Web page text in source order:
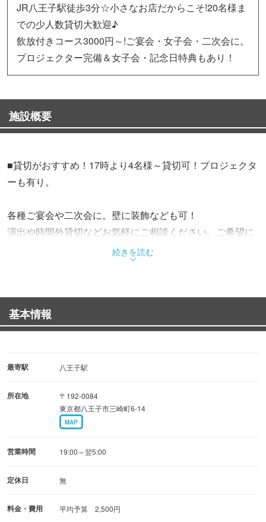
JR八王子駅徒歩3分☆小さなお店だからこそ!20名様ま
での少人数貸切大歓迎♪
飲放付きコース3000円～!ご宴会・女子会・二次会に。
プロジェクター完備＆女子会・記念日特典もあり！
施設概要
■貸切がおすすめ！17時より4名様～貸切可！プロジェクタ
ーも有り。
各種ご宴会や二次会に。壁に装飾なども可！
演出や時間外貸切などお気軽にご相談ください。ご希望に
合わせたオリジナルな空間を演出いたします★
安心！
女子会コースは選べる二種類♪さらに！3名様以上の女子会
にスパークリングワインのプレゼント!
１番人気! 3H 飲放付き 7品 ハハハ贅沢女子会コー
お手軽に! 2.5H飲放付き 6品 ハハハ女子会コー
ス ￥3000
■ハハハで宴会!貸切がおすすめ★
ス ￥4000
ス ￥3500
続きを読む
基本情報
最寄駅 八王子駅
所在地
〒192-0084
東京都八王子市三崎町6-14
MAP
営業時間 19:00～翌5:00
定休日 無
料金・費用 平均予算 2,500円